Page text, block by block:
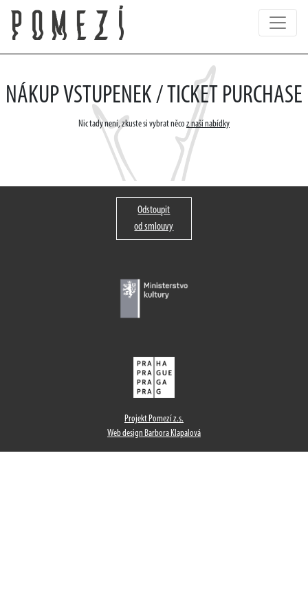
NÁKUP VSTUPENEK / TICKET PURCHASE
Nic tady není, zkuste si vybrat něco z naší nabídky
Odstoupit
od smlouvy
Projekt Pomezí z.s.
Web design Barbora Klapalová